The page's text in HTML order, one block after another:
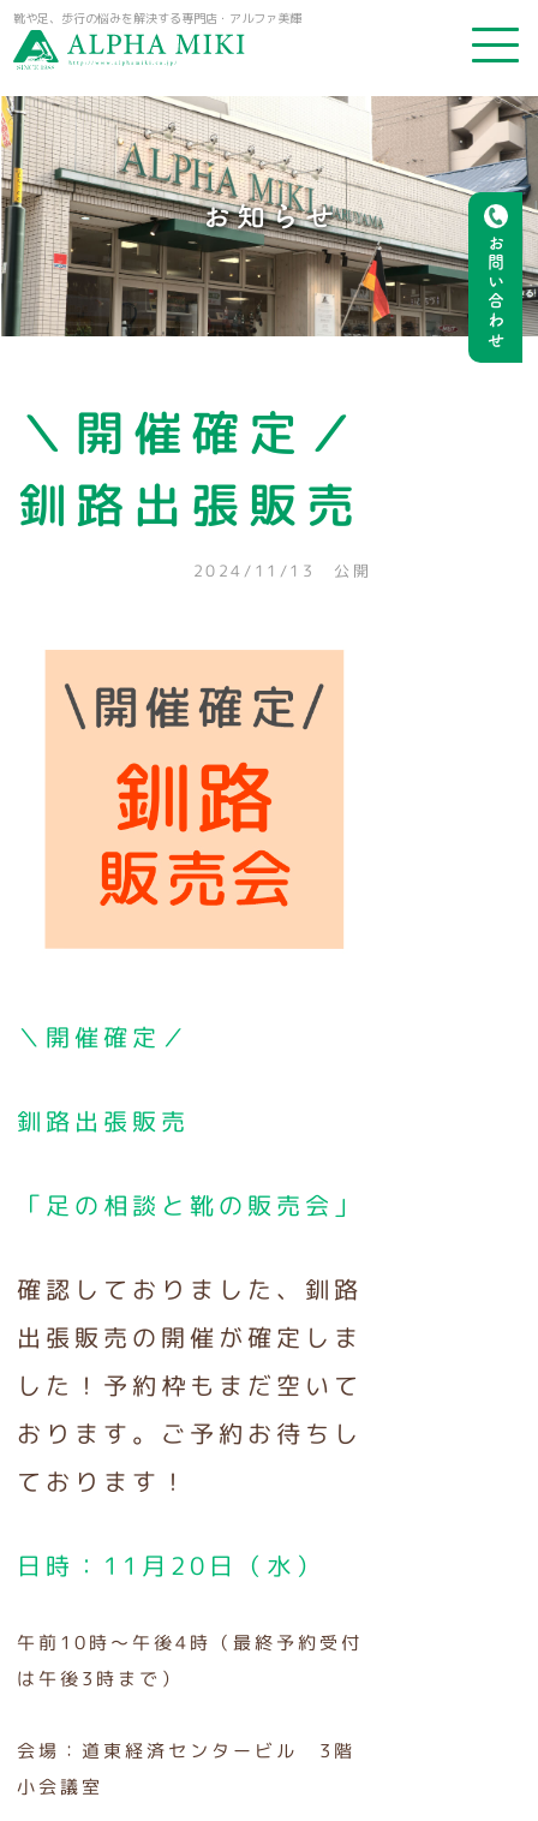
靴や足、歩行の悩みを解決する専門店・アルファ美輝
お問い合わせ
お知らせ
＼開催確定／
釧路出張販売
2024/11/13 公開
＼開催確定／
釧路出張販売
「足の相談と靴の販売会」
確認しておりました、釧路
出張販売の開催が確定しま
した！予約枠もまだ空いて
おります。ご予約お待ちし
ております！
日時：11月20日（水）
午前10時～午後4時（最終予約受付
は午後3時まで）
会場：道東経済センタービル 3階
小会議室